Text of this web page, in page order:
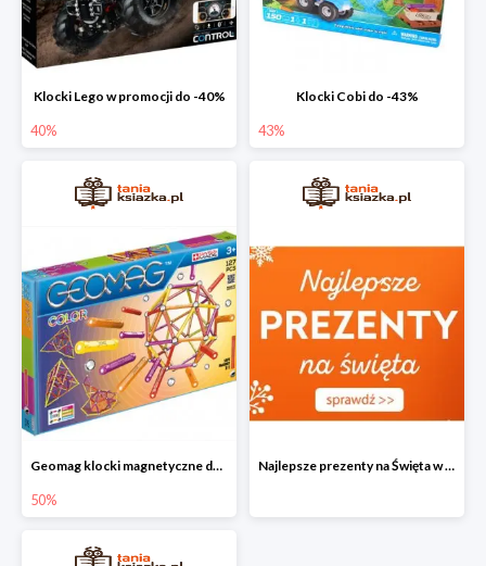
Klocki Lego w promocji do -40%
40%
Klocki Cobi do -43%
43%
Geomag klocki magnetyczne do -50%
50%
Najlepsze prezenty na Święta w Tania Książka